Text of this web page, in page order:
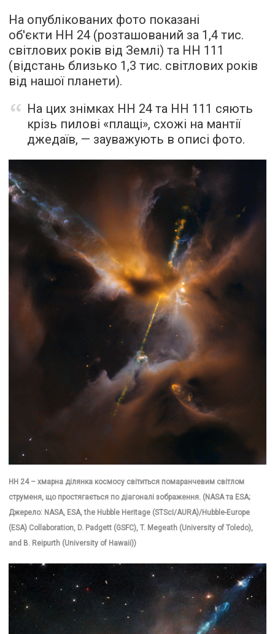
На опублікованих фото показані
об'єкти HH 24 (розташований за 1,4 тис.
світлових років від Землі) та HH 111
(відстань близько 1,3 тис. світлових років
від нашої планети).
На цих знімках HH 24 та HH 111 сяють
крізь пилові «плащі», схожі на мантії
джедаїв, — зауважують в описі фото.
HH 24 – хмарна ділянка космосу світиться помаранчевим світлом
струменя, що простягається по діагоналі зображення. (NASA та ESA;
Джерело: NASA, ESA, the Hubble Heritage (STScI/AURA)/Hubble-Europe
(ESA) Collaboration, D. Padgett (GSFC), T. Megeath (University of Toledo),
and B. Reipurth (University of Hawaii))